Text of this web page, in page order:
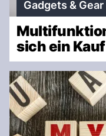
Gadgets & Gear
sich ein